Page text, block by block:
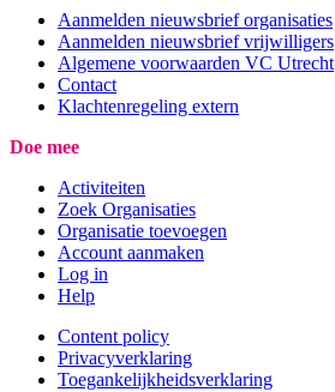
Aanmelden nieuwsbrief organisaties
Aanmelden nieuwsbrief vrijwilligers
Algemene voorwaarden VC Utrecht
Contact
Klachtenregeling extern
Doe mee
Activiteiten
Zoek Organisaties
Organisatie toevoegen
Account aanmaken
Log in
Help
Content policy
Privacyverklaring
Toegankelijkheidsverklaring